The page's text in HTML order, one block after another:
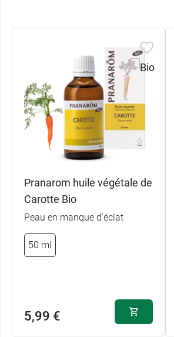
Pranarom huile végétale de
Carotte Bio
Peau en manque d'éclat
50 ml
5,99 €